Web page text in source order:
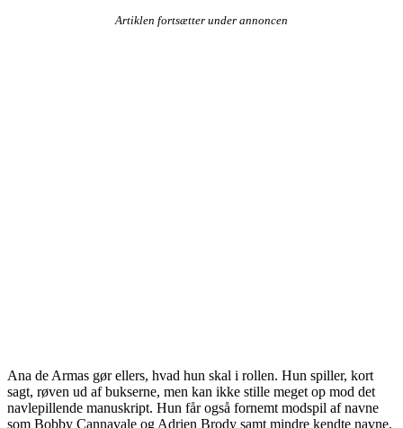
Artiklen fortsætter under annoncen
Ana de Armas gør ellers, hvad hun skal i rollen. Hun spiller, kort
sagt, røven ud af bukserne, men kan ikke stille meget op mod det
navlepillende manuskript. Hun får også fornemt modspil af navne
som Bobby Cannavale og Adrien Brody samt mindre kendte navne,